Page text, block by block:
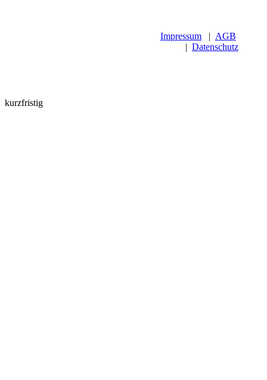
Impressum | AGB
| Datenschutz
kurzfristig